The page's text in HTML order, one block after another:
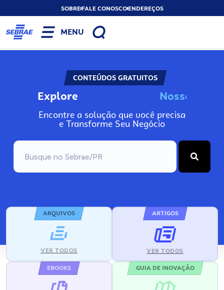
SOBREFALE CONOSCOENDEREÇOS
MENU
CONTEÚDOS GRATUITOS
Explore Nosso
Encontre a solução que você precisa
e Transforme Seu Negócio
ARQUIVOS
VER TODOS
ARTIGOS
VER TODOS
EBOOKS GUIA DE INOVAÇÃO